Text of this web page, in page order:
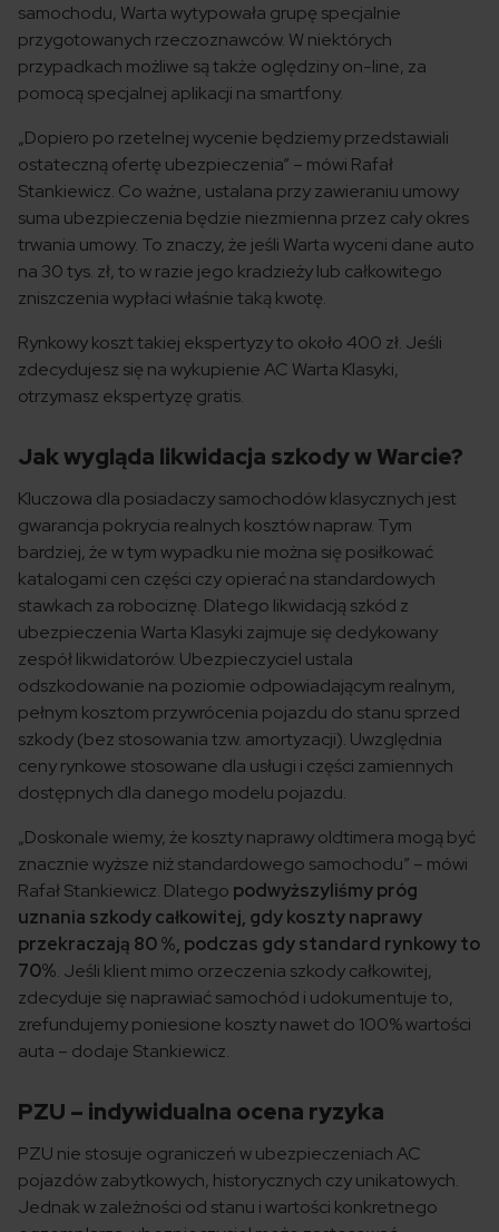
samochodu, Warta wytypowała grupę specjalnie
przygotowanych rzeczoznawców. W niektórych
przypadkach możliwe są także oględziny on-line, za
pomocą specjalnej aplikacji na smartfony.
„Dopiero po rzetelnej wycenie będziemy przedstawiali
ostateczną ofertę ubezpieczenia” – mówi Rafał
Stankiewicz. Co ważne, ustalana przy zawieraniu umowy
suma ubezpieczenia będzie niezmienna przez cały okres
trwania umowy. To znaczy, że jeśli Warta wyceni dane auto
na 30 tys. zł, to w razie jego kradzieży lub całkowitego
zniszczenia wypłaci właśnie taką kwotę.
Rynkowy koszt takiej ekspertyzy to około 400 zł. Jeśli
zdecydujesz się na wykupienie AC Warta Klasyki,
otrzymasz ekspertyzę gratis.
Jak wygląda likwidacja szkody w Warcie?
Kluczowa dla posiadaczy samochodów klasycznych jest
gwarancja pokrycia realnych kosztów napraw. Tym
bardziej, że w tym wypadku nie można się posiłkować
katalogami cen części czy opierać na standardowych
stawkach za robociznę. Dlatego likwidacją szkód z
ubezpieczenia Warta Klasyki zajmuje się dedykowany
zespół likwidatorów. Ubezpieczyciel ustala
odszkodowanie na poziomie odpowiadającym realnym,
pełnym kosztom przywrócenia pojazdu do stanu sprzed
szkody (bez stosowania tzw. amortyzacji). Uwzględnia
ceny rynkowe stosowane dla usługi i części zamiennych
dostępnych dla danego modelu pojazdu.
„Doskonale wiemy, że koszty naprawy oldtimera mogą być
znacznie wyższe niż standardowego samochodu” – mówi
Rafał Stankiewicz. Dlatego podwyższyliśmy próg
uznania szkody całkowitej, gdy koszty naprawy
przekraczają 80 %, podczas gdy standard rynkowy to
70%. Jeśli klient mimo orzeczenia szkody całkowitej,
zdecyduje się naprawiać samochód i udokumentuje to,
zrefundujemy poniesione koszty nawet do 100% wartości
auta – dodaje Stankiewicz.
PZU – indywidualna ocena ryzyka
PZU nie stosuje ograniczeń w ubezpieczeniach AC
pojazdów zabytkowych, historycznych czy unikatowych.
Jednak w zależności od stanu i wartości konkretnego